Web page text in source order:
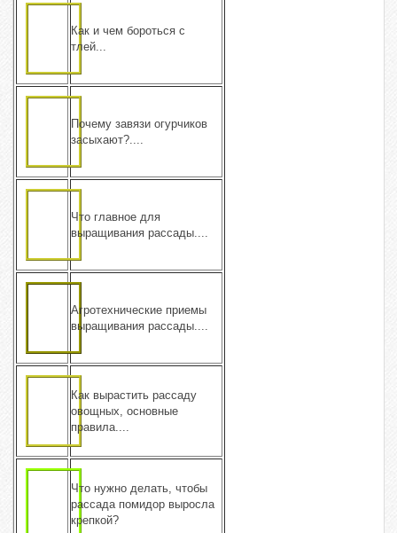
Как и чем бороться с
тлей...
Почему завязи огурчиков
засыхают?....
Что главное для
выращивания рассады....
Агротехнические приемы
выращивания рассады....
Как вырастить рассаду
овощных, основные
правила....
Что нужно делать, чтобы
рассада помидор выросла
крепкой?